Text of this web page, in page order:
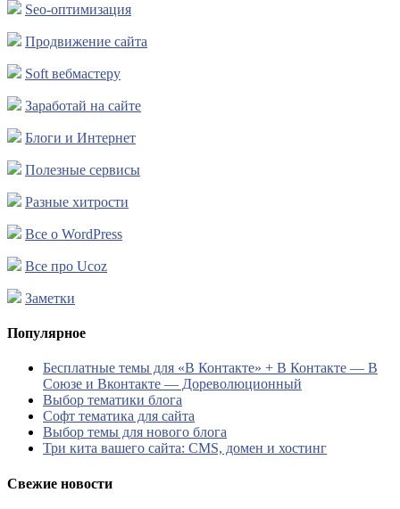
Seo-оптимизация
Продвижение сайта
Soft вебмастеру
Заработай на сайте
Блоги и Интернет
Полезные сервисы
Разные хитрости
Все о WordPress
Все про Ucoz
Заметки
Популярное
Бесплатные темы для «В Контакте» + В Контакте — В
Союзе и Вконтакте — Дореволюционный
Выбор тематики блога
Софт тематика для сайта
Выбор темы для нового блога
Три кита вашего сайта: CMS, домен и хостинг
Свежие новости